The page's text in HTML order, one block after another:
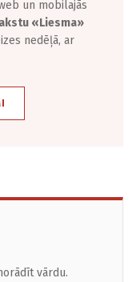
un mobilajās
«Liesma»
nedēļā, ar
vārdu.